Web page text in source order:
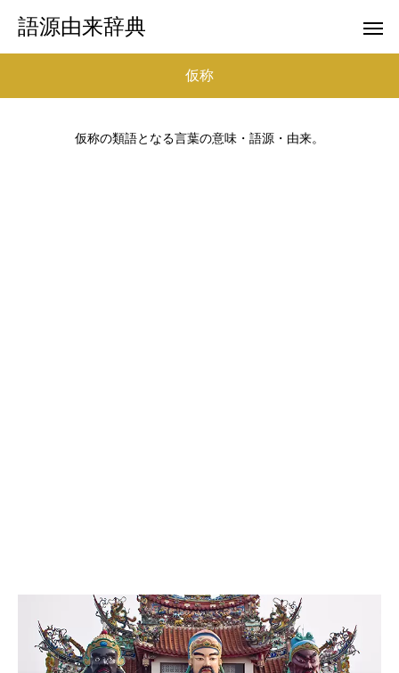
語源由来辞典
仮称
仮称の類語となる言葉の意味・語源・由来。